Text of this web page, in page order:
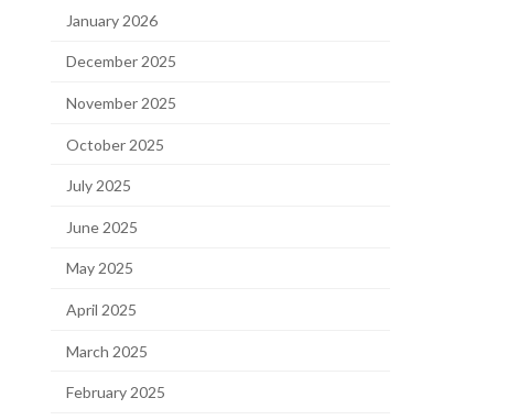
January 2026
December 2025
November 2025
October 2025
July 2025
June 2025
May 2025
April 2025
March 2025
February 2025